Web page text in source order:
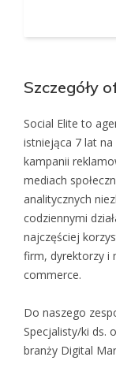
Szczegóły
Social Elite to
istniejąca 7 lat na
kampanii
mediach
analitycznych
codziennymi
najczęściej
firm, dyrektorzy i
commerce.
Do naszego
Specjalisty/ki ds.
branży Digital